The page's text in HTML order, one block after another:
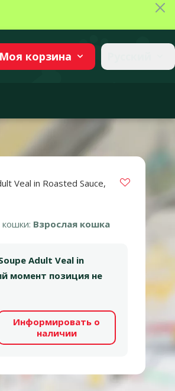
Моя корзина
Veal in Roasted Sauce,
кошки: Взрослая кошка
Adult Veal in
момент позиция не
Информировать о
наличии